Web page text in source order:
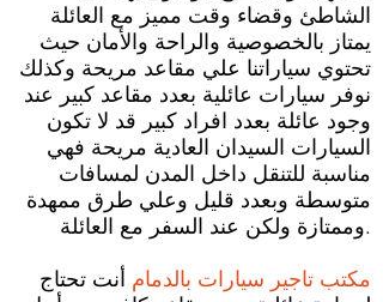
الشاطئ وقضاء وقت مميز مع العائلة
يمتاز بالخصوصية والراحة والأمان حيث
تحتوي سياراتنا علي مقاعد مريحة وكذلك
نوفر سيارات عائلية بعدد مقاعد كبير عند
وجود عائلة بعدد افراد كبير قد لا تكون
السيارات السيدان العادية مريحة فهي
مناسبة للتنقل داخل المدن لمسافات
متوسطة وبعدد قليل وعلي طرق ممهدة
وممتازة ولكن عند السفر مع العائلة.
مكتب تاجير سيارات بالدمام أنت تحتاج